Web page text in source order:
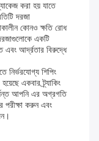
করা হয় যাতে
দরজা
কোনও ক্ষতি রোধ
একটি
এবং আর্দ্রতার বিরুদ্ধে
নির্ভরযোগ্য শিপিং
একবার ট্র্যাকিং
আপনি এর অগ্রগতি
পরীক্ষা করুন এবং